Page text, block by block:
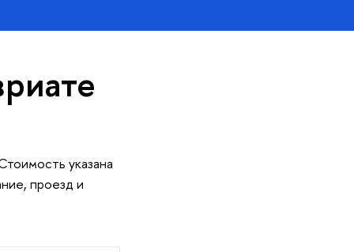
указана
проезд и